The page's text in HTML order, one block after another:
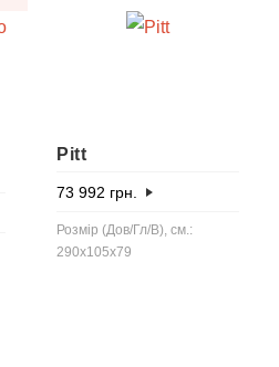
Pitt
73 992 грн.
Розмір (Дов/Гл/В), см.:
290x105x79